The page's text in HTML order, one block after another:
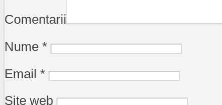
Comentarii
Nume *
Email *
Site web